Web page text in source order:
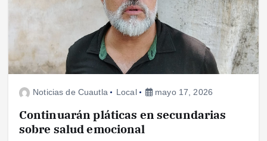
Noticias de Cuautla Local mayo 17, 2026
Continuarán pláticas en secundarias
sobre salud emocional